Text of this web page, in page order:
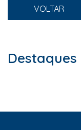
VOLTAR
Destaques